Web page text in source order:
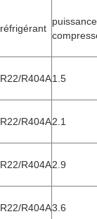
réfrigérant
R22/R404A1.5
R22/R404A2.1
R22/R404A2.9
R22/R404A3.6